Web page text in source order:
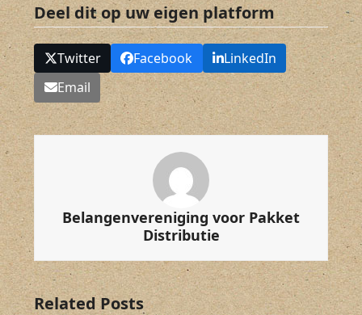
Deel dit op uw eigen platform
Twitter Facebook
LinkedIn
Email
Belangenvereniging voor Pakket
Distributie
Related Posts